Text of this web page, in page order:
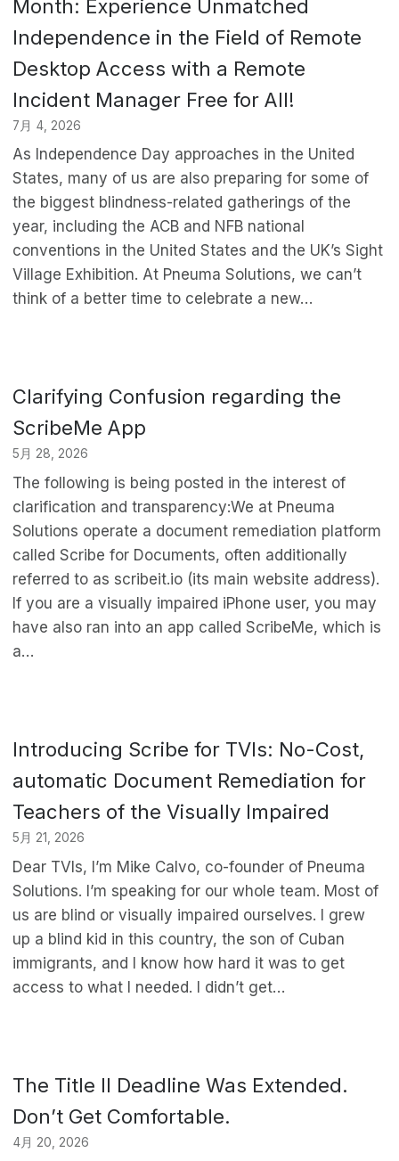
Month: Experience Unmatched
Independence in the Field of Remote
Desktop Access with a Remote
Incident Manager Free for All!
7月 4, 2026
As Independence Day approaches in the United
States, many of us are also preparing for some of
the biggest blindness-related gatherings of the
year, including the ACB and NFB national
conventions in the United States and the UK’s Sight
Village Exhibition. At Pneuma Solutions, we can’t
think of a better time to celebrate a new…
Clarifying Confusion regarding the
ScribeMe App
5月 28, 2026
The following is being posted in the interest of
clarification and transparency:We at Pneuma
Solutions operate a document remediation platform
called Scribe for Documents, often additionally
referred to as scribeit.io (its main website address).
If you are a visually impaired iPhone user, you may
have also ran into an app called ScribeMe, which is
a…
Introducing Scribe for TVIs: No-Cost,
automatic Document Remediation for
Teachers of the Visually Impaired
5月 21, 2026
Dear TVIs, I’m Mike Calvo, co-founder of Pneuma
Solutions. I’m speaking for our whole team. Most of
us are blind or visually impaired ourselves. I grew
up a blind kid in this country, the son of Cuban
immigrants, and I know how hard it was to get
access to what I needed. I didn’t get…
The Title II Deadline Was Extended.
Don’t Get Comfortable.
4月 20, 2026